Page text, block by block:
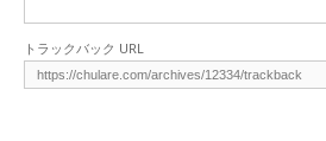
トラックバック URL